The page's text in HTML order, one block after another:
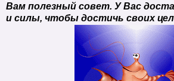
Вам полезный совет. У Вас
и силы, чтобы достичь своих